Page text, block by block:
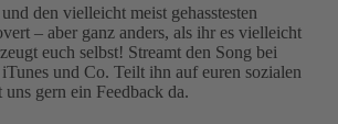
den vielleicht meist gehasstesten
– aber ganz anders, als ihr es vielleicht
euch selbst! Streamt den Song bei
und Co. Teilt ihn auf euren sozialen
gern ein Feedback da.